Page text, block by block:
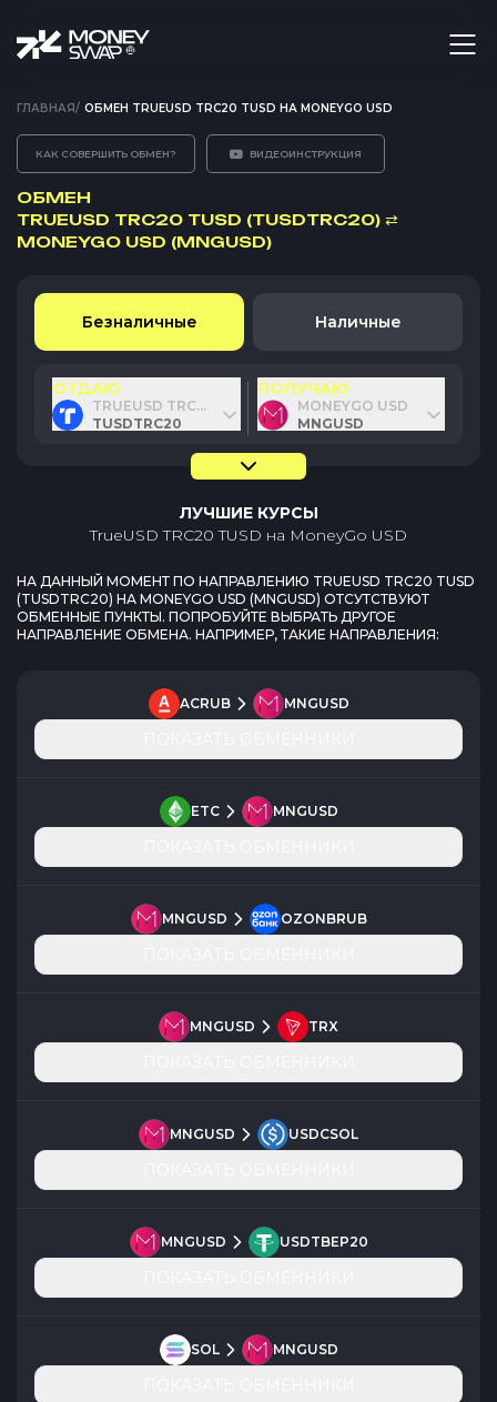
ГЛАВНАЯ/ ОБМЕН TRUEUSD TRC20 TUSD НА MONEYGO USD
КАК СОВЕРШИТЬ ОБМЕН? ВИДЕОИНСТРУКЦИЯ
ОБМЕН
TRUEUSD TRC20 TUSD (TUSDTRC20) ⇄
MONEYGO USD (MNGUSD)
Безналичные Наличные
ОТДАЮ
TRUEUSD TRC20 TUSD
TUSDTRC20
ПОЛУЧАЮ
MONEYGO USD
MNGUSD
ЛУЧШИЕ КУРСЫ
TrueUSD TRC20 TUSD на MoneyGo USD
НА ДАННЫЙ МОМЕНТ ПО НАПРАВЛЕНИЮ TRUEUSD TRC20 TUSD
(TUSDTRC20) НА MONEYGO USD (MNGUSD) ОТСУТСТВУЮТ
ОБМЕННЫЕ ПУНКТЫ. ПОПРОБУЙТЕ ВЫБРАТЬ ДРУГОЕ
НАПРАВЛЕНИЕ ОБМЕНА. НАПРИМЕР, ТАКИЕ НАПРАВЛЕНИЯ:
ACRUB MNGUSD
ETC MNGUSD
MNGUSD OZONBRUB
MNGUSD TRX
MNGUSD USDCSOL
MNGUSD USDTBEP20
SOL MNGUSD